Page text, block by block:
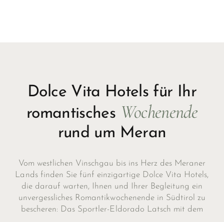
Dolce Vita Hotels für Ihr
romantisches Wochenende
rund um Meran
Vom westlichen Vinschgau bis ins Herz des Meraner
Lands finden Sie fünf einzigartige Dolce Vita Hotels,
die darauf warten, Ihnen und Ihrer Begleitung ein
unvergessliches Romantikwochenende in Südtirol zu
bescheren: Das Sportler-Eldorado Latsch mit dem